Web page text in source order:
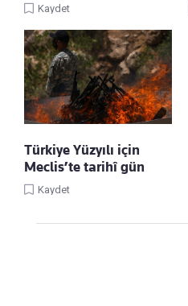
Kaydet
Türkiye Yüzyılı için
Meclis’te tarihî gün
Kaydet